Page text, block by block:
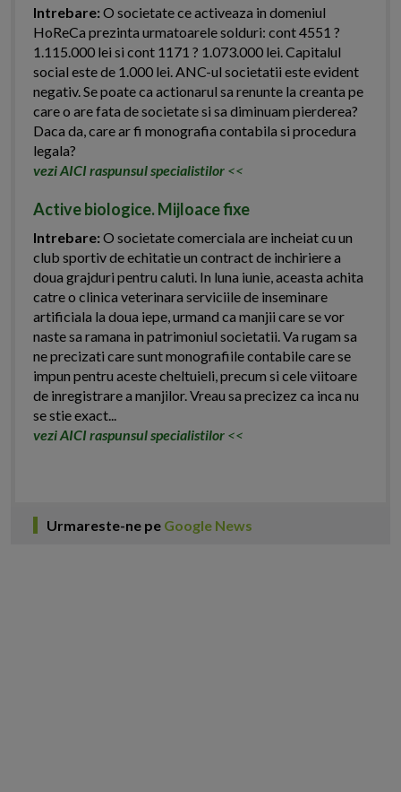
Intrebare:O societate ce activeaza in domeniul
HoReCa prezinta urmatoarele solduri: cont 4551 ?
1.115.000 lei si cont 1171 ? 1.073.000 lei. Capitalul
social este de 1.000 lei. ANC-ul societatii este evident
negativ. Se poate ca actionarul sa renunte la creanta pe
care o are fata de societate si sa diminuam pierderea?
Daca da, care ar fi monografia contabila si procedura
legala?
vezi AICI raspunsul specialistilor <<
Active biologice. Mijloace fixe
Intrebare:O societate comerciala are incheiat cu un
club sportiv de echitatie un contract de inchiriere a
doua grajduri pentru caluti. In luna iunie, aceasta achita
catre o clinica veterinara serviciile de inseminare
artificiala la doua iepe, urmand ca manjii care se vor
naste sa ramana in patrimoniul societatii. Va rugam sa
ne precizati care sunt monografiile contabile care se
impun pentru aceste cheltuieli, precum si cele viitoare
de inregistrare a manjilor. Vreau sa precizez ca inca nu
se stie exact...
vezi AICI raspunsul specialistilor <<
Urmareste-ne pe Google News